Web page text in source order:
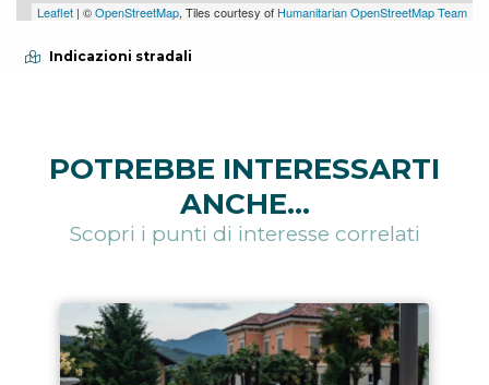
Leaflet | ©OpenStreetMap, Tiles courtesy of Humanitarian OpenStreetMap Team
Indicazioni stradali
POTREBBE INTERESSARTI
ANCHE...
Scopri i punti di interesse correlati